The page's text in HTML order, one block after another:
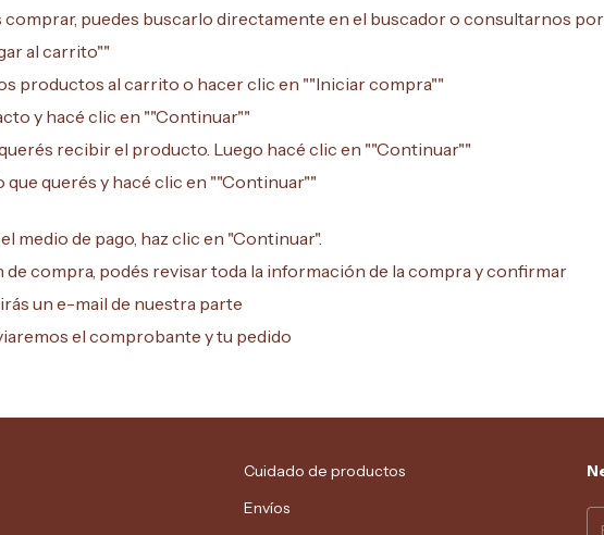
comprar, puedes buscarlo directamente en el buscador o consultarnos
al carrito""
productos al carrito o hacer clic en ""Iniciar compra""
y hacé clic en ""Continuar""
recibir el producto. Luego hacé clic en ""Continuar""
querés y hacé clic en ""Continuar""
medio de pago, haz clic en "Continuar".
de compra, podés revisar toda la información de la compra y confirmar
un e-mail de nuestra parte
el comprobante y tu pedido
Cuidado de productos
Envíos